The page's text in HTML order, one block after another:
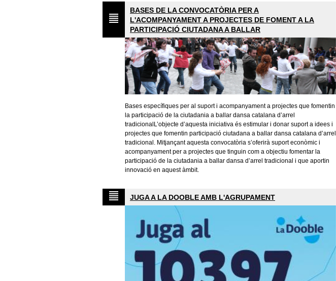
BASES DE LA CONVOCATÒRIA PER A
L'ACOMPANYAMENT A PROJECTES DE FOMENT A LA
PARTICIPACIÓ CIUTADANA A BALLAR
Bases específiques per al suport i acompanyament a projectes que fomentin
la participació de la ciutadania a ballar dansa catalana d’arrel
tradicionalL’objecte d’aquesta iniciativa és estimular i donar suport a idees i
projectes que fomentin participació ciutadana a ballar dansa catalana d’arrel
tradicional. Mitjançant aquesta convocatòria s’oferirà suport econòmic i
acompanyament per a projectes que tinguin com a objectiu fomentar la
participació de la ciutadania a ballar dansa d’arrel tradicional i que aportin
innovació en aquest àmbit.
JUGA A LA DOOBLE AMB L'AGRUPAMENT